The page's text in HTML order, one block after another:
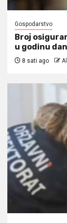
Gospodarstvo
Broj
u godinu
8 sati ago